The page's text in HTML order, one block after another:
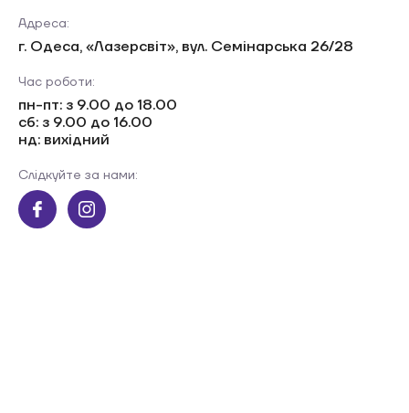
Адреса:
г. Одеса, «Лазерсвiт», вул. Семінарська 26/28
Час роботи:
пн-пт: з 9.00 до 18.00
сб: з 9.00 до 16.00
нд: вихідний
Слідкуйте за нами: